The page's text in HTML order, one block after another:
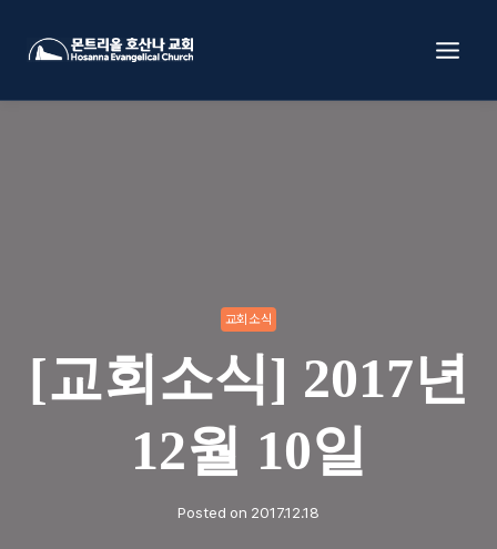
교회소식
[교회소식] 2017년
12월 10일
Posted on 2017.12.18